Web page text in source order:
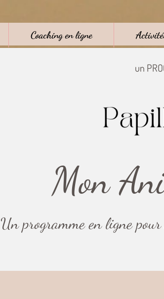
Coaching en ligne
un
Mon
Un programme en ligne